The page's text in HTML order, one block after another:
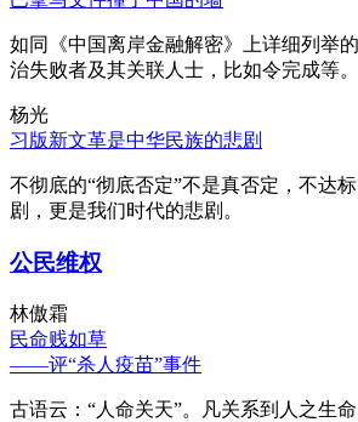
如同《中国离岸金融解密》上详细列举
治失败者及其关联人士，比如令完成等
杨光
习版新文革是中华民族的悲剧
不彻底的“彻底否定”不是真否定，不达
剧，更是我们时代的悲剧。
公民维权
林傲霜
民命贱如草
——评“杀人疫苗”事件
古语云：“人命关天”。凡关系到人之生